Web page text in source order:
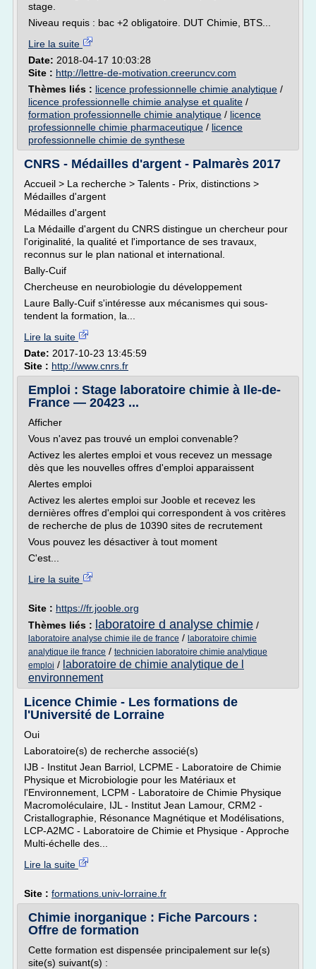
stage.
Niveau requis : bac +2 obligatoire. DUT Chimie, BTS...
Lire la suite
Date: 2018-04-17 10:03:28
Site : http://lettre-de-motivation.creeruncv.com
Thèmes liés : licence professionnelle chimie analytique /
licence professionnelle chimie analyse et qualite /
formation professionnelle chimie analytique / licence
professionnelle chimie pharmaceutique / licence
professionnelle chimie de synthese
CNRS - Médailles d'argent - Palmarès 2017
Accueil > La recherche > Talents - Prix, distinctions >
Médailles d'argent
Médailles d'argent
La Médaille d'argent du CNRS distingue un chercheur pour
l'originalité, la qualité et l'importance de ses travaux,
reconnus sur le plan national et international.
Bally-Cuif
Chercheuse en neurobiologie du développement
Laure Bally-Cuif s'intéresse aux mécanismes qui sous-
tendent la formation, la...
Lire la suite
Date: 2017-10-23 13:45:59
Site : http://www.cnrs.fr
Emploi : Stage laboratoire chimie à Ile-de-
France — 20423 ...
Afficher
Vous n'avez pas trouvé un emploi convenable?
Activez les alertes emploi et vous recevez un message
dès que les nouvelles offres d'emploi apparaissent
Alertes emploi
Activez les alertes emploi sur Jooble et recevez les
dernières offres d'emploi qui correspondent à vos critères
de recherche de plus de 10390 sites de recrutement
Vous pouvez les désactiver à tout moment
C'est...
Lire la suite
Site : https://fr.jooble.org
Thèmes liés : laboratoire d analyse chimie /
laboratoire analyse chimie ile de france / laboratoire chimie
analytique ile france / technicien laboratoire chimie analytique
emploi / laboratoire de chimie analytique de l
environnement
Licence Chimie - Les formations de
l'Université de Lorraine
Oui
Laboratoire(s) de recherche associé(s)
IJB - Institut Jean Barriol, LCPME - Laboratoire de Chimie
Physique et Microbiologie pour les Matériaux et
l'Environnement, LCPM - Laboratoire de Chimie Physique
Macromoléculaire, IJL - Institut Jean Lamour, CRM2 -
Cristallographie, Résonance Magnétique et Modélisations,
LCP-A2MC - Laboratoire de Chimie et Physique - Approche
Multi-échelle des...
Lire la suite
Site : formations.univ-lorraine.fr
Chimie inorganique : Fiche Parcours :
Offre de formation
Cette formation est dispensée principalement sur le(s)
site(s) suivant(s) :